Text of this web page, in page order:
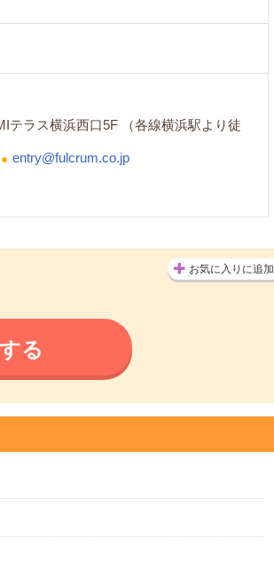
テラス横浜西口5F （各線横浜駅より徒
entry@fulcrum.co.jp
お気に入りに追加
る